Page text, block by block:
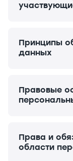
Принципы
данных
Правовые
Права и
области